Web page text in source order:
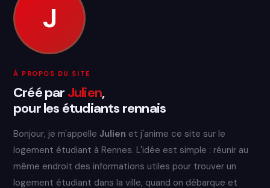
J
À PROPOS DU SITE
Créé par Julien,
pour les étudiants rennais
Bonjour, je m'appelle Julien et j'anime ce site sur le
logement étudiant à Rennes. L'idée est simple : réunir au
même endroit des informations utiles pour trouver un
logement étudiant dans la ville, quand on débarque et